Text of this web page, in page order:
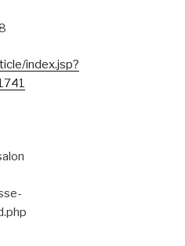
index.jsp?